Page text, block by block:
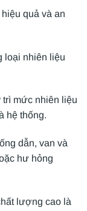
quả và an
loại nhiên liệu
trì mức nhiên liệu
hệ thống.
dẫn, van và
hư hỏng
lượng cao là